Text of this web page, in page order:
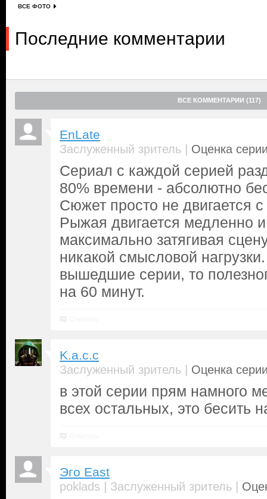
ВСЕ ФОТО
Последние комментарии
ВСЕ КОММЕНТАРИИ (117)
EnLate
Заслуженный зритель | Оценка
Сериал с каждой серией
80% времени - абсолютно
Сюжет просто не двигается
Рыжая двигается медленно и
максимально затягивая
никакой смысловой
вышедшие серии, то
на 60 минут.
K.a.c.c
Заслуженный зритель | Оценка
в этой серии прям намного
всех остальных, это бесить
Эго East
poklads | Заслуженный зритель |